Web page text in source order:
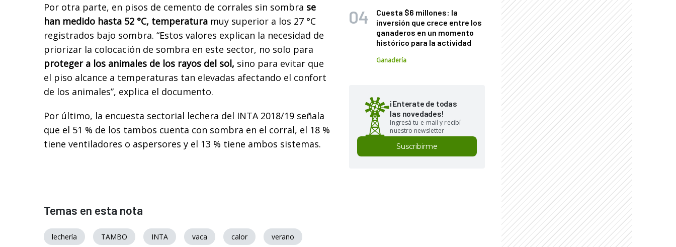
Por otra parte, en pisos de cemento de corrales sin sombra se
han medido hasta 52 °C, temperatura muy superior a los 27 °C
registrados bajo sombra. “Estos valores explican la necesidad de
priorizar la colocación de sombra en este sector, no solo para
proteger a los animales de los rayos del sol, sino para evitar que
el piso alcance a temperaturas tan elevadas afectando el confort
de los animales”, explica el documento.
Por último, la encuesta sectorial lechera del INTA 2018/19 señala
que el 51 % de los tambos cuenta con sombra en el corral, el 18 %
tiene ventiladores o aspersores y el 13 % tiene ambos sistemas.
Cuesta $6 millones: la
inversión que crece entre los
ganaderos en un momento
histórico para la actividad
Ganadería
¡Enterate de todas
las novedades!
Ingresá tu e-mail y recibí
nuestro newsletter
Suscribirme
Temas en esta nota
lechería TAMBO INTA vaca calor verano